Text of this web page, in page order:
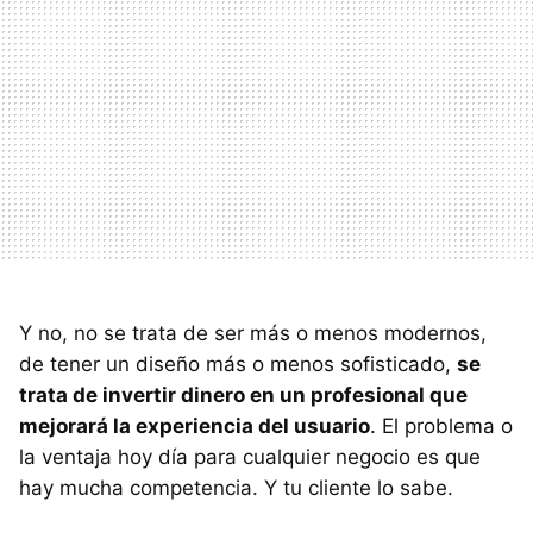
Y no, no se trata de ser más o menos modernos,
de tener un diseño más o menos sofisticado, se
trata de invertir dinero en un profesional que
mejorará la experiencia del usuario. El problema o
la ventaja hoy día para cualquier negocio es que
hay mucha competencia. Y tu cliente lo sabe.